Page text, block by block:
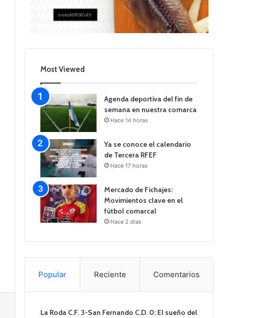
Most Viewed
Agenda deportiva del fin de
semana en nuestra comarca
Hace 14 horas
Ya se conoce el calendario
de Tercera RFEF
Hace 17 horas
Mercado de Fichajes:
Movimientos clave en el
fútbol comarcal
Hace 2 días
Popular Reciente Comentarios
La Roda C.F. 3-San Fernando C.D. 0: El sueño del